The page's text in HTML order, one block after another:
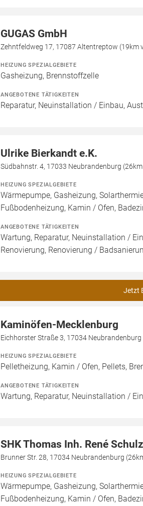
GUGAS GmbH
Zehntfeldweg 17, 17087 Altentreptow (19km
HEIZUNG SPEZIALGEBIETE
Gasheizung, Brennstoffzelle
ANGEBOTENE TÄTIGKEITEN
Reparatur, Neuinstallation / Einbau,
Ulrike Bierkandt e.K.
Südbahnstr. 4, 17033 Neubrandenburg
HEIZUNG SPEZIALGEBIETE
Wärmepumpe, Gasheizung,
Fußbodenheizung, Kamin / Ofen,
ANGEBOTENE TÄTIGKEITEN
Wartung, Reparatur, Neuinstallation /
Renovierung, Renovierung /
Jetzt
Kaminöfen-Mecklenburg
Eichhorster Straße 3, 17034
HEIZUNG SPEZIALGEBIETE
Pelletheizung, Kamin / Ofen, Pellets,
ANGEBOTENE TÄTIGKEITEN
Wartung, Reparatur, Neuinstallation /
SHK Thomas Inh. René
Brunner Str. 28, 17034 Neubrandenburg
HEIZUNG SPEZIALGEBIETE
Wärmepumpe, Gasheizung,
Fußbodenheizung, Kamin / Ofen,